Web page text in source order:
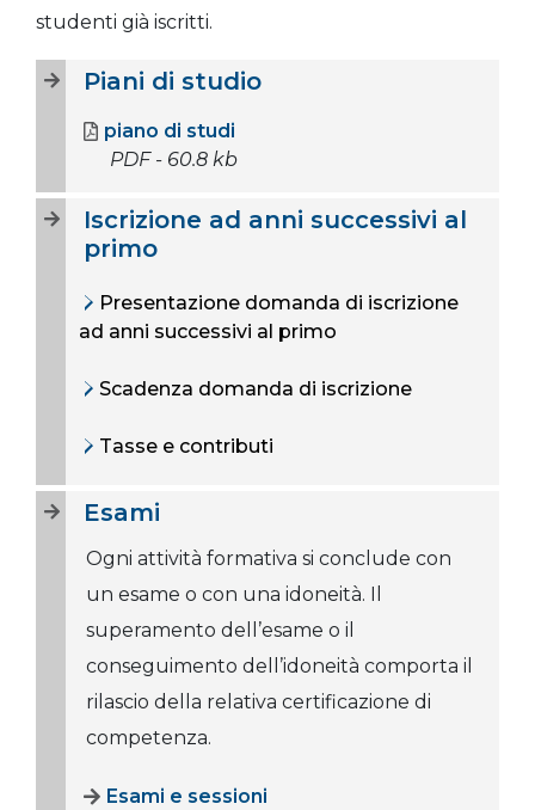
studenti già iscritti.
Piani di studio
piano di studi
PDF - 60.8 kb
Iscrizione ad anni successivi al
primo
Presentazione domanda di iscrizione
ad anni successivi al primo
Scadenza domanda di iscrizione
Tasse e contributi
Esami
Ogni attività formativa si conclude con
un esame o con una idoneità. Il
superamento dell’esame o il
conseguimento dell’idoneità comporta il
rilascio della relativa certificazione di
competenza.
Esami e sessioni